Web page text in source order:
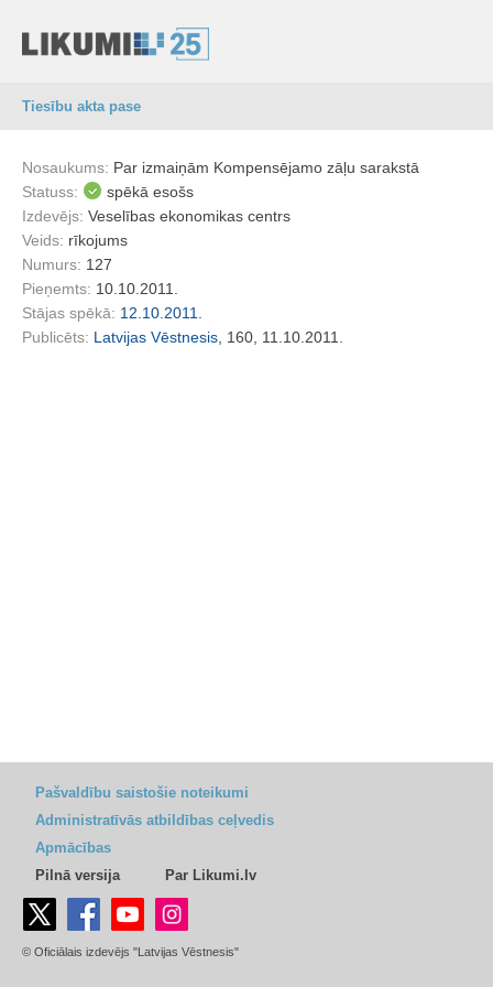
Tiesību akta pase
Nosaukums: Par izmaiņām Kompensējamo zāļu sarakstā
Statuss:
spēkā esošs
Izdevējs: Veselības ekonomikas centrs
Veids: rīkojums
Numurs: 127
Pieņemts: 10.10.2011.
Stājas spēkā: 12.10.2011.
Publicēts: Latvijas Vēstnesis , 160, 11.10.2011.
Pašvaldību saistošie noteikumi
Administratīvās atbildības ceļvedis
Apmācības
Pilnā versija
Par Likumi.lv
© Oficiālais izdevējs "Latvijas Vēstnesis"